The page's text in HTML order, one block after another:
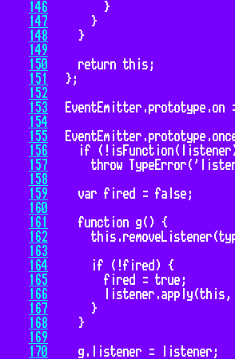
146
147
148
149
150
151
152
153
154
155
156
157
158
159
160
161
162
163
164
165
166
167
168
169
170